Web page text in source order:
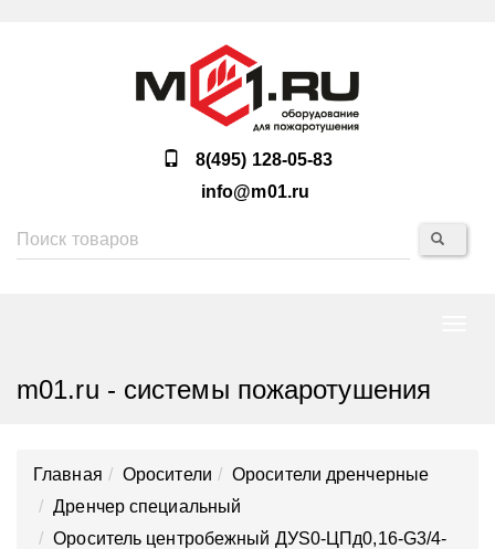
8(495) 128-05-83
info@m01.ru
m01.ru - системы пожаротушения
Главная Оросители
Оросители дренчерные
Дренчер специальный
Ороситель центробежный ДУS0-ЦПд0,16-G3/4-